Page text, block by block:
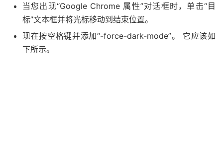
当您出现“Google Chrome 属性”对话框时，单击“目
标”文本框并将光标移动到结束位置。
现在按空格键并添加“-force-dark-mode”。 它应该如
下所示。